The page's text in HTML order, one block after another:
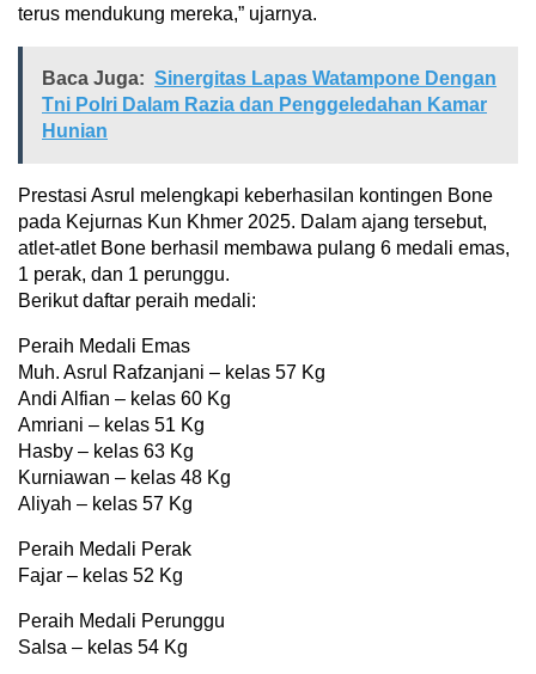
terus mendukung mereka,” ujarnya.
Baca Juga: Sinergitas Lapas Watampone Dengan
Tni Polri Dalam Razia dan Penggeledahan Kamar
Hunian
Prestasi Asrul melengkapi keberhasilan kontingen Bone
pada Kejurnas Kun Khmer 2025. Dalam ajang tersebut,
atlet-atlet Bone berhasil membawa pulang 6 medali emas,
1 perak, dan 1 perunggu.
Berikut daftar peraih medali:
Peraih Medali Emas
Muh. Asrul Rafzanjani – kelas 57 Kg
Andi Alfian – kelas 60 Kg
Amriani – kelas 51 Kg
Hasby – kelas 63 Kg
Kurniawan – kelas 48 Kg
Aliyah – kelas 57 Kg
Peraih Medali Perak
Fajar – kelas 52 Kg
Peraih Medali Perunggu
Salsa – kelas 54 Kg